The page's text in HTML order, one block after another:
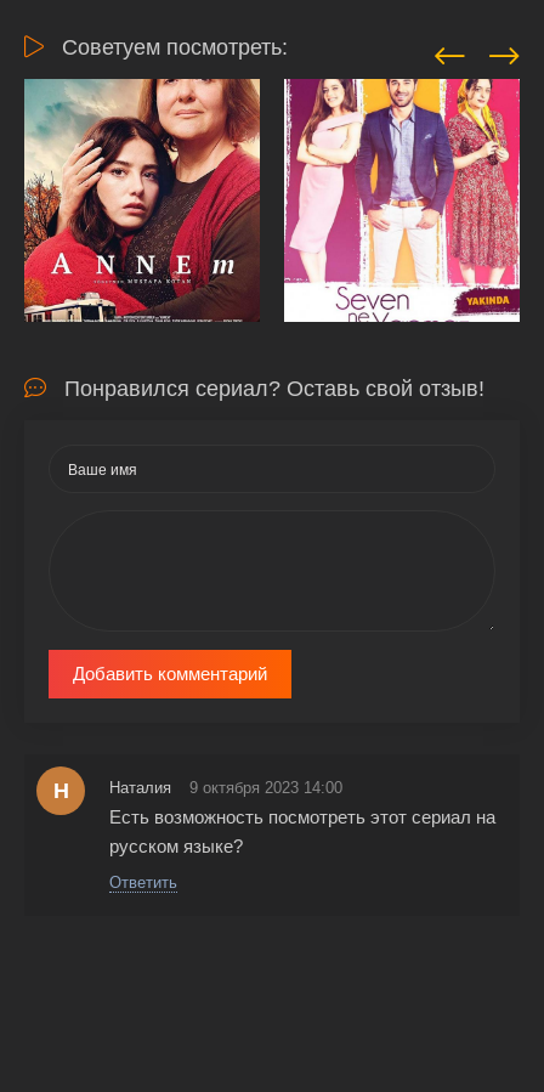
Советуем посмотреть:
Понравился сериал? Оставь свой отзыв!
Добавить комментарий
Н Наталия 9 октября 2023 14:00
Есть возможность посмотреть этот сериал на
русском языке?
Ответить